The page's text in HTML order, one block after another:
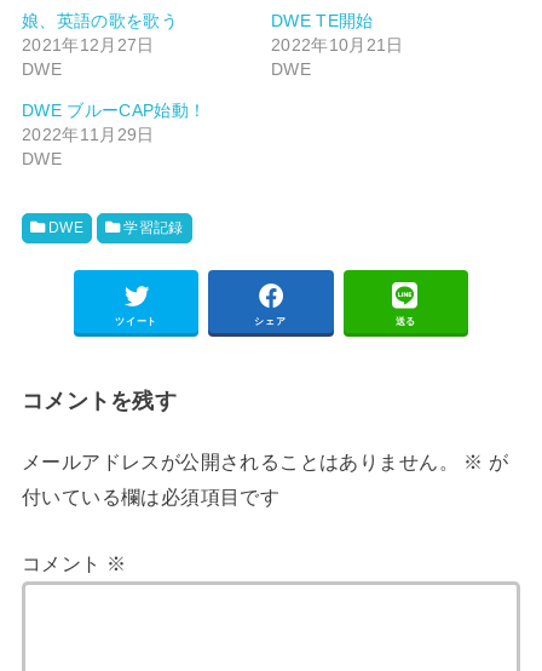
娘、英語の歌を歌う
2021年12月27日
DWE
DWE TE開始
2022年10月21日
DWE
DWE ブルーCAP始動！
2022年11月29日
DWE
DWE 学習記録
ツイート シェア 送る
コメントを残す
メールアドレスが公開されることはありません。 ※ が
付いている欄は必須項目です
コメント ※